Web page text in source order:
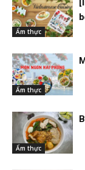
Ẩm thực
Ẩm thực
Ẩm thực